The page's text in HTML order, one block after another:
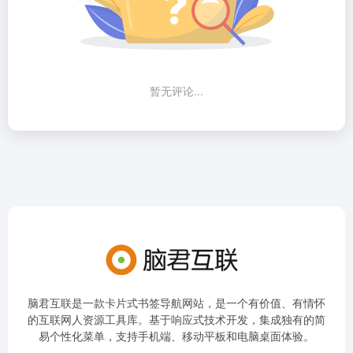
暂无评论...
脑君互联是一款卡片式书签导航网站，是一个有价值、有情怀
的互联网人资源工具库。基于响应式技术开发，集成独有的简
易个性化菜单，支持手机端、移动平板和电脑桌面体验。